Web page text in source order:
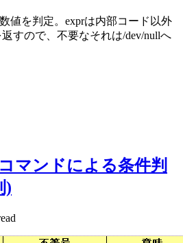
値を判定。exprは内部コード以外
すので、不要なそれは/dev/nullへ
マンドによる条件判
)